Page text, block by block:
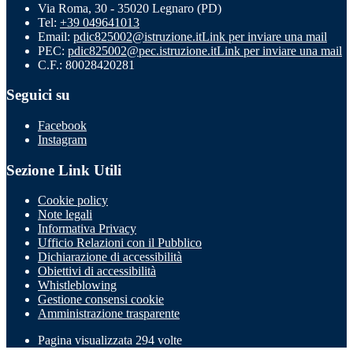
Via Roma, 30 - 35020 Legnaro (PD)
Tel: +39 049641013
Email: pdic825002@istruzione.itLink per inviare una mail
PEC: pdic825002@pec.istruzione.itLink per inviare una mail
C.F.: 80028420281
Seguici su
Facebook
Instagram
Sezione Link Utili
Cookie policy
Note legali
Informativa Privacy
Ufficio Relazioni con il Pubblico
Dichiarazione di accessibilità
Obiettivi di accessibilità
Whistleblowing
Gestione consensi cookie
Amministrazione trasparente
Pagina visualizzata 294 volte